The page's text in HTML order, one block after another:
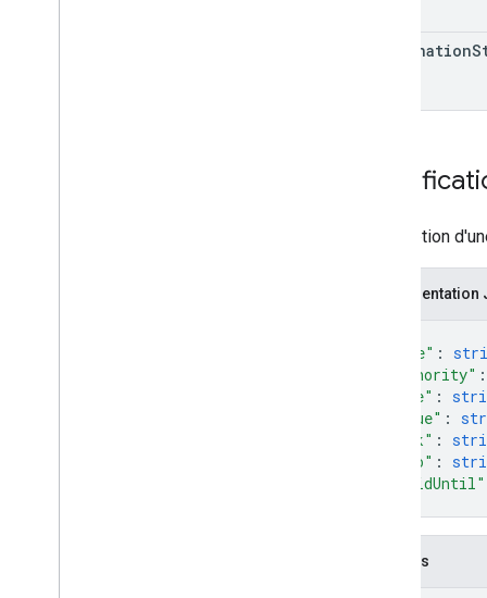
destination
Description
Représentation
"name" :
"authority" :
"code" :
"value" :
"link" :
"logo" :
"validUntil"
Champs